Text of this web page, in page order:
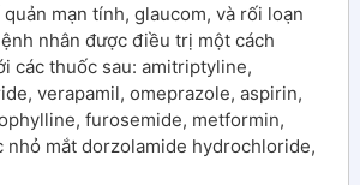
mạn tính, glaucom, và rối loạn
nhân được điều trị một cách
các thuốc sau: amitriptyline,
verapamil, omeprazole, aspirin,
furosemide, metformin,
nhỏ mắt dorzolamide hydrochloride,